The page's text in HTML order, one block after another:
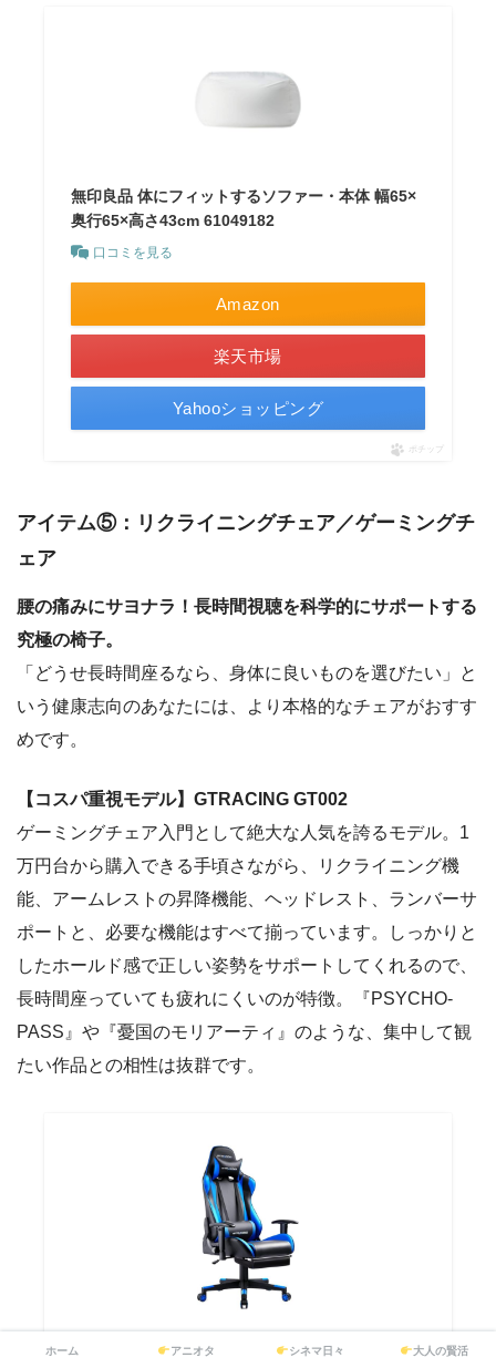
無印良品 体にフィットするソファー・本体 幅65×
奥行65×高さ43cm 61049182
口コミを見る
Amazon
楽天市場
Yahooショッピング
ポチップ
アイテム⑤：リクライニングチェア／ゲーミングチ
ェア
腰の痛みにサヨナラ！長時間視聴を科学的にサポートする
究極の椅子。
「どうせ長時間座るなら、身体に良いものを選びたい」と
いう健康志向のあなたには、より本格的なチェアがおすす
めです。
【コスパ重視モデル】GTRACING GT002
ゲーミングチェア入門として絶大な人気を誇るモデル。1
万円台から購入できる手頃さながら、リクライニング機
能、アームレストの昇降機能、ヘッドレスト、ランバーサ
ポートと、必要な機能はすべて揃っています。しっかりと
したホールド感で正しい姿勢をサポートしてくれるので、
長時間座っていても疲れにくいのが特徴。『PSYCHO-
PASS』や『憂国のモリアーティ』のような、集中して観
たい作品との相性は抜群です。
GTRacing ゲーミングチェア オフィスチェア デス
ホーム アニオタ シネマ日々 大人の賢活